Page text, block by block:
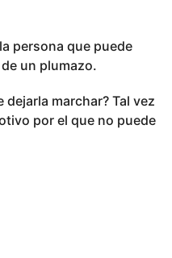
persona que puede
un plumazo.
marchar? Tal vez
por el que no puede